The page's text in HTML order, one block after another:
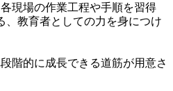
現場の作業工程や手順を習得
、教育者としての力を身につけ
階的に成長できる道筋が用意さ